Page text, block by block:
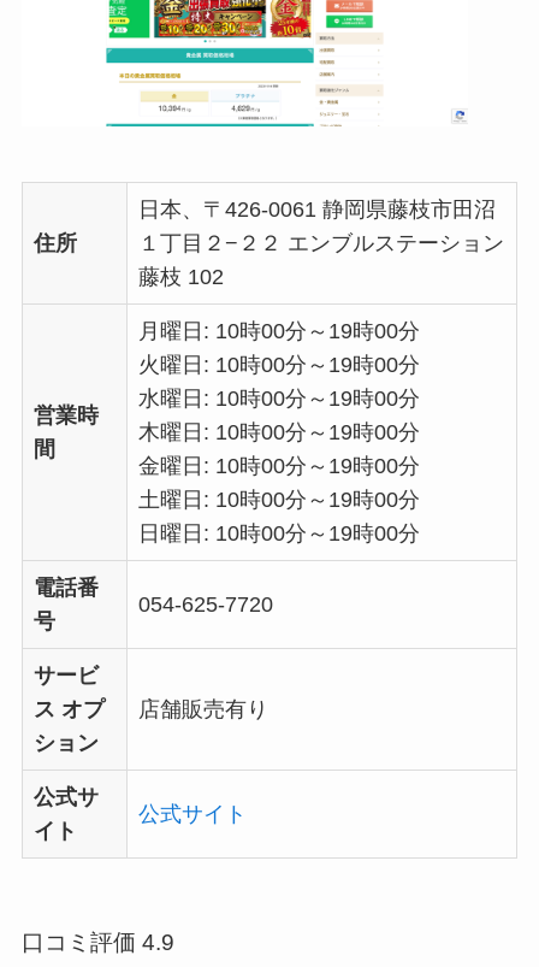
住所
日本、〒426-0061 静岡県藤枝市田沼
１丁目２−２２ エンブルステーション
藤枝 102
営業時
間
月曜日: 10時00分～19時00分
火曜日: 10時00分～19時00分
水曜日: 10時00分～19時00分
木曜日: 10時00分～19時00分
金曜日: 10時00分～19時00分
土曜日: 10時00分～19時00分
日曜日: 10時00分～19時00分
電話番
号
054-625-7720
サービ
ス オプ
ション
店舗販売有り
公式サ
イト
公式サイト
口コミ評価 4.9